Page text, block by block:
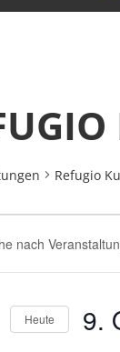
Refugio
Heute 9.